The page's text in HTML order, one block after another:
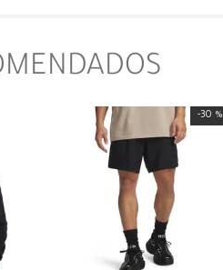
-30 %